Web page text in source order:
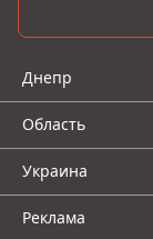
Днепр
Область
Украина
Реклама